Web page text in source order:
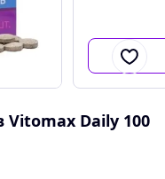
Vitomax Daily 100